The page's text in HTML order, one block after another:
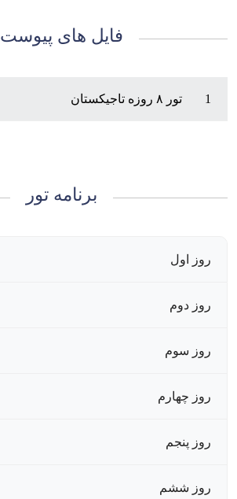
فایل های پیوست
1 تور ۸ روزه تاجیکستان
برنامه تور
روز اول
روز دوم
روز سوم
روز چهارم
روز پنجم
روز ششم